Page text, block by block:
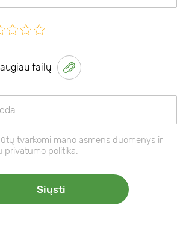
failų
tvarkomi mano asmens duomenys ir
privatumo politika.